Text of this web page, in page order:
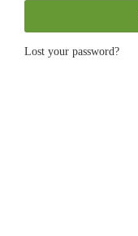
Lost your password?